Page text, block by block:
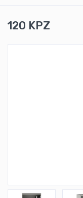
120 KPZ